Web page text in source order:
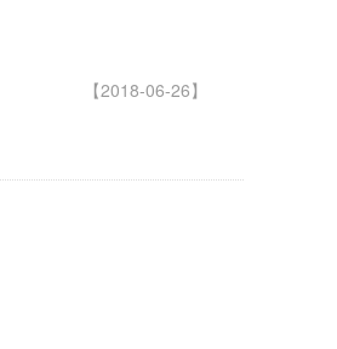
【2018-06-26】